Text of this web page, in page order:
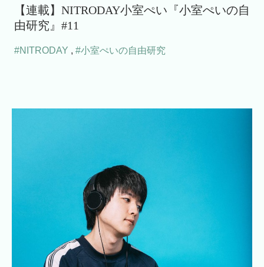
【連載】NITRODAY小室ぺい『小室ぺいの自
由研究』#11
#NITRODAY , #小室ぺいの自由研究